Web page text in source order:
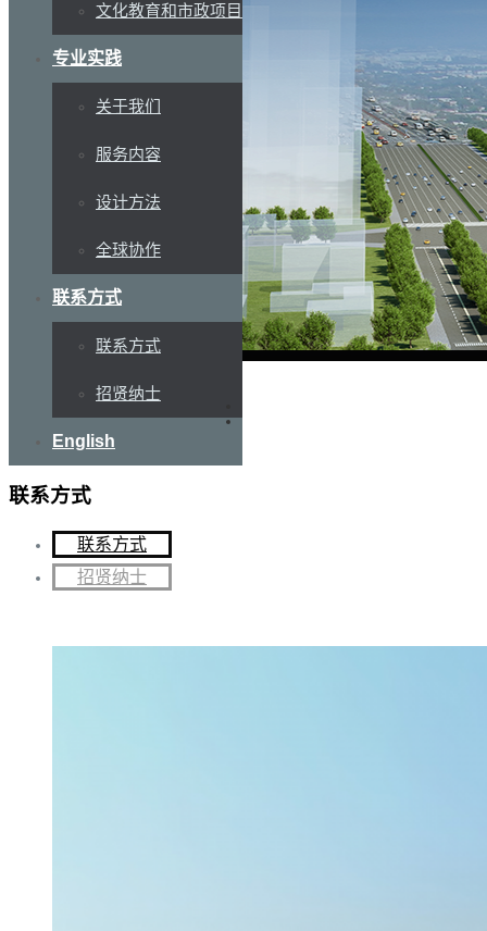
文化教育和市政项目
专业实践
关于我们
服务内容
设计方法
全球协作
联系方式
联系方式
招贤纳士
English
联系方式
联系方式
招贤纳士